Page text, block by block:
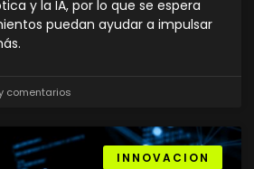
y la IA, por lo que se espera
puedan ayudar a impulsar
comentarios
INNOVACION